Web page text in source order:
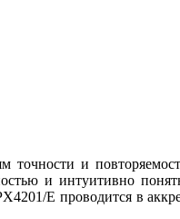
и
и интуитивно
E проводится в